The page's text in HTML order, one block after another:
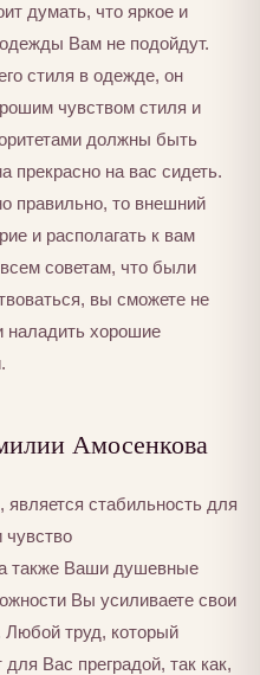
думать, что яркое и
Вам не подойдут.
стиля в одежде, он
чувством стиля и
должны быть
прекрасно на вас сидеть.
правильно, то внешний
и располагать к вам
советам, что были
вы сможете не
наладить хорошие
Амосенкова
стабильность для
чувство
также Ваши душевные
Вы усиливаете свои
Любой труд, который
Вас преградой, так как,